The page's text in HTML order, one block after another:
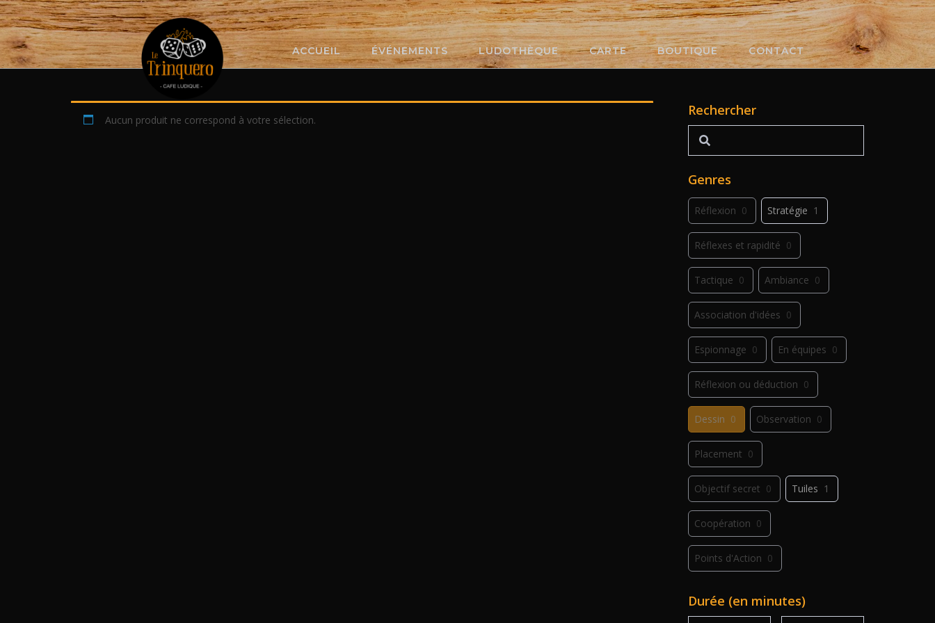
Skip
to
content
ACCUEIL ÉVÉNEMENTS LUDOTHÈQUE CARTE BOUTIQUE CONTACT
Aucun produit ne correspond à votre sélection.
Rechercher
Rechercher
Genres
Réflexion 0 Stratégie 1
Réflexes et rapidité 0
Tactique 0 Ambiance 0
Association d'idées 0
Espionnage 0 En équipes 0
Réflexion ou déduction 0
Dessin 0 Observation 0
Placement 0
Objectif secret 0 Tuiles 1
Coopération 0
Points d'Action 0
Déplacement 0
Durée (en minutes)